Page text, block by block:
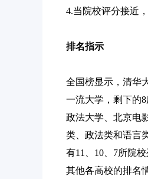
4.当院校评分接近
排名指示
全国榜显示，清华
一流大学，剩下的
政法大学、北京电
类、政法类和语言
有11、10、7所院校
其他各高校的排名